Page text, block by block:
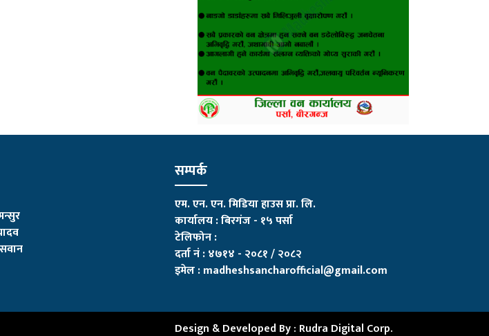
सम्पर्क
एम. एन. एन. मिडिया हाउस प्रा. लि.
कार्यालय : बिरगंज - १५ पर्सा
टेलिफोन :
दर्ता नं : ४७१४ - २०८१ / २०८२
इमेल :madheshsancharofficial@gmail.com
Design & Developed By : Rudra Digital Corp.